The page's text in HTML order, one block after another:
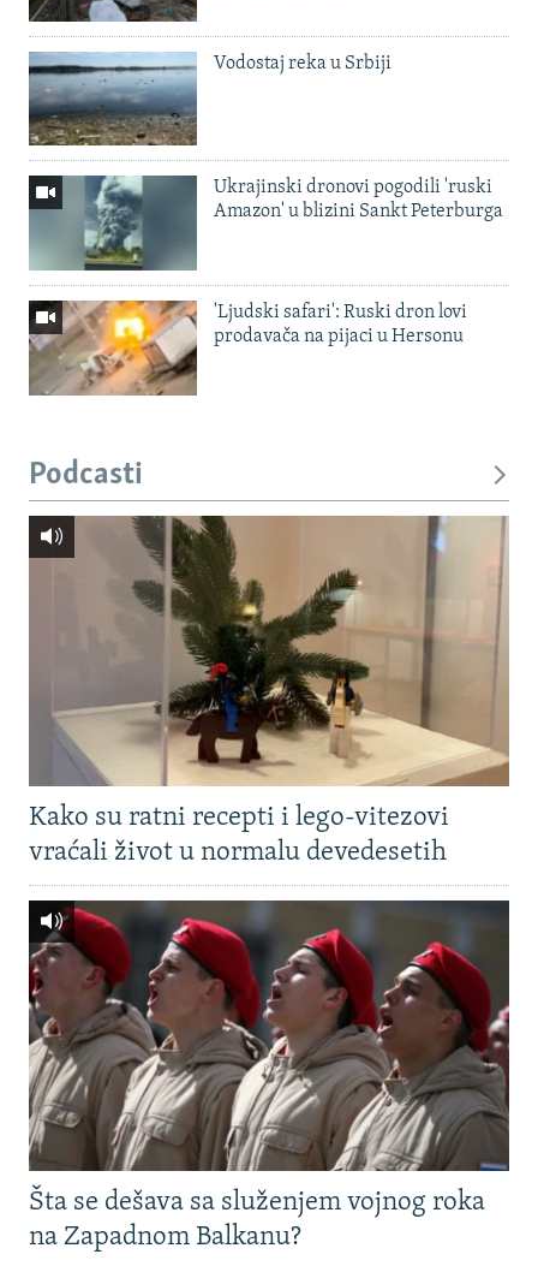
Vodostaj reka u Srbiji
Ukrajinski dronovi pogodili 'ruski
Amazon' u blizini Sankt Peterburga
'Ljudski safari': Ruski dron lovi
prodavača na pijaci u Hersonu
Podcasti
Kako su ratni recepti i lego-vitezovi
vraćali život u normalu devedesetih
Šta se dešava sa služenjem vojnog roka
na Zapadnom Balkanu?